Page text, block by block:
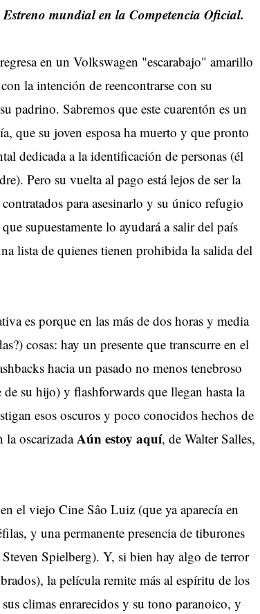
Estreno mundial en la Competencia Oficial.
en un Volkswagen "escarabajo" amarillo
la intención de reencontrarse con su
padrino. Sabremos que este cuarentón es un
que su joven esposa ha muerto y que pronto
dedicada a la identificación de personas (él
Pero su vuelta al pago está lejos de ser la
para asesinarlo y su único refugio
supuestamente lo ayudará a salir del país
lista de quienes tienen prohibida la salida del
es porque en las más de dos horas y media
cosas: hay un presente que transcurre en el
hacia un pasado no menos tenebroso
su hijo) y flashforwards que llegan hasta la
esos oscuros y poco conocidos hechos de
la oscarizadaAún estoy aquí, de Walter Salles,
el viejo Cine Sâo Luiz (que ya aparecía en
y una permanente presencia de tiburones
Steven Spielberg). Y, si bien hay algo de terror
la película remite más al espíritu de los
climas enrarecidos y su tono paranoico, y